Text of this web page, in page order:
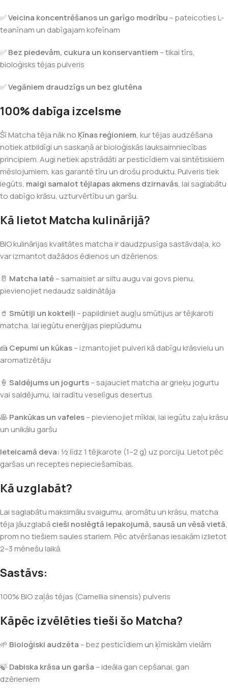
✅Veicina koncentrēšanos un garīgo modrību – pateicoties L-
teanīnam un dabīgajam kofeīnam
✅Bez piedevām, cukura un konservantiem – tikai tīrs,
bioloģisks tējas pulveris
✅Vegāniem draudzīgs un bez glutēna
100% dabīga izcelsme
Šī Matcha tēja nāk no Ķīnas reģioniem, kur tējas audzēšana
notiek atbildīgi un saskaņā ar bioloģiskās lauksaimniecības
principiem. Augi netiek apstrādāti ar pesticīdiem vai sintētiskiem
mēslojumiem, kas garantē tīru un drošu produktu. Pulveris tiek
iegūts, maigi samalot tējlapas akmens dzirnavās, lai saglabātu
to dabīgo krāsu, uzturvērtību un garšu.
Kā lietot Matcha kulinārijā?
BIO kulinārijas kvalitātes matcha ir daudzpusīga sastāvdaļa, ko
var izmantot dažādos ēdienos un dzērienos:
🥛 Matcha latē– samaisiet ar siltu augu vai govs pienu,
pievienojiet nedaudz saldinātāja
🥤 Smūtiji un kokteiļi – papildiniet augļu smūtijus ar tējkaroti
matcha, lai iegūtu enerģijas pieplūdumu
🍰 Cepumi un kūkas– izmantojiet pulveri kā dabīgu krāsvielu un
aromatizētāju
🍦 Saldējums un jogurts– sajauciet matcha ar grieķu jogurtu
vai saldējumu, lai radītu veselīgus desertus
🥞 Pankūkas un vafeles– pievienojiet mīklai, lai iegūtu zaļu krāsu
un unikālu garšu
Ieteicamā deva:½ līdz 1 tējkarote (1–2 g) uz porciju. Lietot pēc
garšas un receptes nepieciešamības.
Kā uzglabāt?
Lai saglabātu maksimālu svaigumu, aromātu un krāsu, matcha
tēja jāuzglabācieši noslēgtā iepakojumā, sausā un vēsā vietā,
prom no tiešiem saules stariem. Pēc atvēršanas iesakām izlietot
2–3 mēnešu laikā.
Sastāvs:
100% BIO zaļās tējas (Camellia sinensis) pulveris
Kāpēc izvēlēties tieši šo Matcha?
🌱 Bioloģiski audzēta – bez pesticīdiem un ķīmiskām vielām
🍃 Dabiska krāsa un garša – ideāla gan cepšanai, gan
dzērieniem